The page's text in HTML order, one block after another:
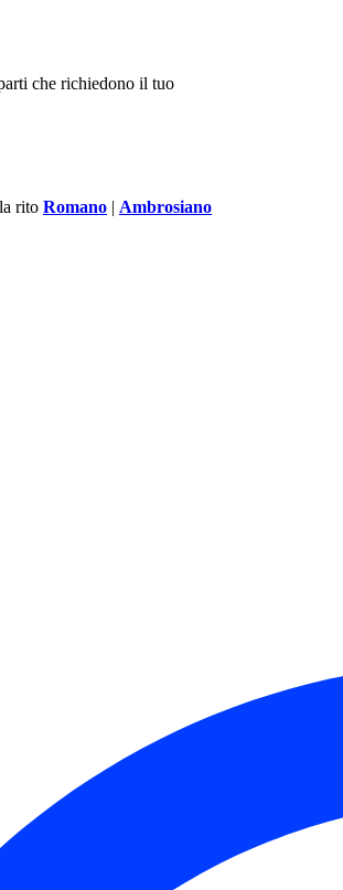
che richiedono il tuo
rito Romano | Ambrosiano